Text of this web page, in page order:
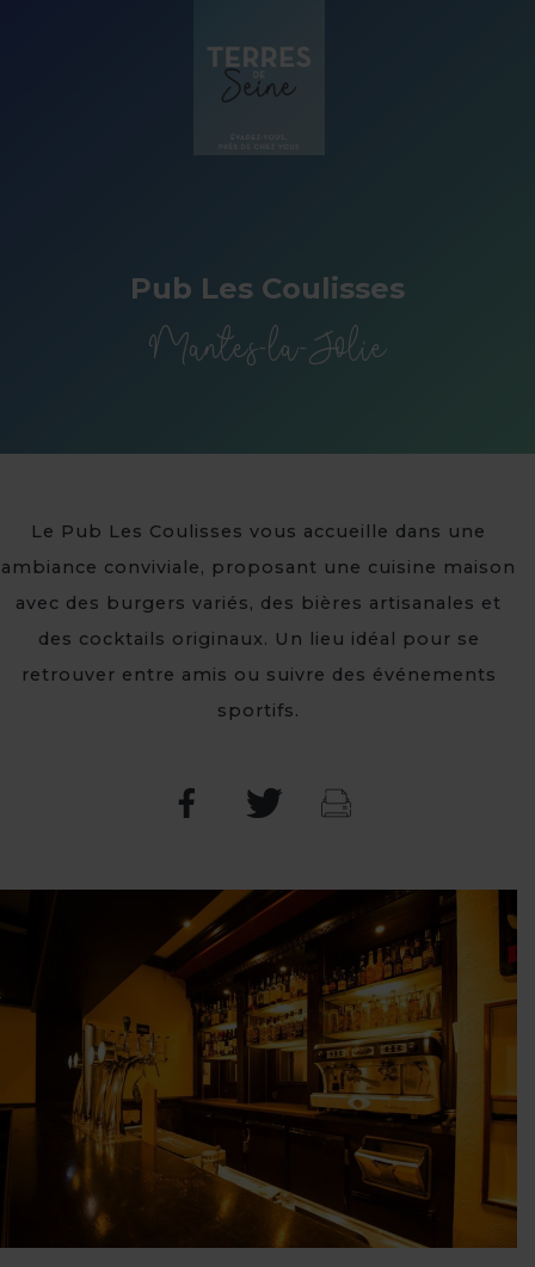
Pub Les Coulisses
Mantes-la-Jolie
Le Pub Les Coulisses vous accueille dans une
ambiance conviviale, proposant une cuisine maison
avec des burgers variés, des bières artisanales et
des cocktails originaux. Un lieu idéal pour se
retrouver entre amis ou suivre des événements
sportifs.